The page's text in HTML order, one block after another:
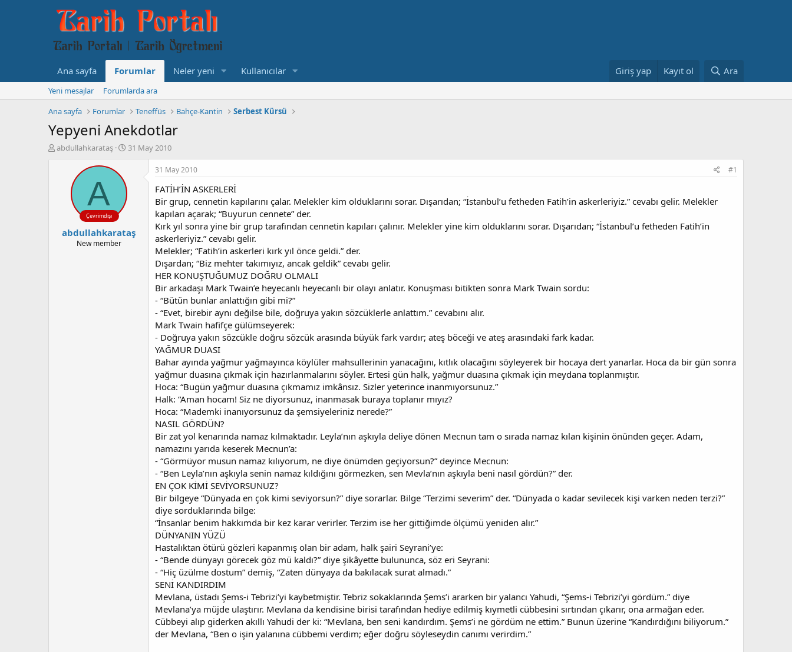
Ana sayfa Forumlar Neler yeni Kullanıcılar Giriş yap Kayıt ol Ara
Yeni mesajlar
Forumlarda ara
Ana sayfa
Forumlar Teneffüs Bahçe-Kantin Serbest Kürsü
Yepyeni Anekdotlar
K
abdullahkarataş
B
ç
31 May 2010
A
Çevrimdışı
abdullahkarataş
New member
31 May 2010 #1
FATİH’İN ASKERLERİ
Bir grup, cennetin kapılarını çalar. Melekler kim olduklarını sorar. Dışarıdan; “İstanbul’u fetheden Fatih’in askerleriyiz.” cevabı gelir. Melekler
kapıları açarak; “Buyurun cennete” der.
Kırk yıl sonra yine bir grup tarafından cennetin kapıları çalınır. Melekler yine kim olduklarını sorar. Dışarıdan; “İstanbul’u fetheden Fatih’in
askerleriyiz.” cevabı gelir.
Melekler; “Fatih’in askerleri kırk yıl önce geldi.” der.
Dışardan; “Biz mehter takımıyız, ancak geldik” cevabı gelir.
HER KONUŞTUĞUMUZ DOĞRU OLMALI
Bir arkadaşı Mark Twain’e heyecanlı heyecanlı bir olayı anlatır. Konuşması bitikten sonra Mark Twain sordu:
- “Bütün bunlar anlattığın gibi mi?”
- “Evet, birebir aynı değilse bile, doğruya yakın sözcüklerle anlattım.” cevabını alır.
Mark Twain hafifçe gülümseyerek:
- Doğruya yakın sözcükle doğru sözcük arasında büyük fark vardır; ateş böceği ve ateş arasındaki fark kadar.
YAĞMUR DUASI
Bahar ayında yağmur yağmayınca köylüler mahsullerinin yanacağını, kıtlık olacağını söyleyerek bir hocaya dert yanarlar. Hoca da bir gün sonra
yağmur duasına çıkmak için hazırlanmalarını söyler. Ertesi gün halk, yağmur duasına çıkmak için meydana toplanmıştır.
Hoca: “Bugün yağmur duasına çıkmamız imkânsız. Sizler yeterince inanmıyorsunuz.”
Halk: “Aman hocam! Siz ne diyorsunuz, inanmasak buraya toplanır mıyız?
Hoca: “Mademki inanıyorsunuz da şemsiyeleriniz nerede?”
NASIL GÖRDÜN?
Bir zat yol kenarında namaz kılmaktadır. Leyla’nın aşkıyla deliye dönen Mecnun tam o sırada namaz kılan kişinin önünden geçer. Adam,
namazını yarıda keserek Mecnun’a:
- “Görmüyor musun namaz kılıyorum, ne diye önümden geçiyorsun?” deyince Mecnun:
- “Ben Leyla’nın aşkıyla senin namaz kıldığını görmezken, sen Mevla’nın aşkıyla beni nasıl gördün?” der.
EN ÇOK KİMİ SEVİYORSUNUZ?
Bir bilgeye “Dünyada en çok kimi seviyorsun?” diye sorarlar. Bilge “Terzimi severim” der. “Dünyada o kadar sevilecek kişi varken neden terzi?”
diye sorduklarında bilge:
“İnsanlar benim hakkımda bir kez karar verirler. Terzim ise her gittiğimde ölçümü yeniden alır.”
DÜNYANIN YÜZÜ
Hastalıktan ötürü gözleri kapanmış olan bir adam, halk şairi Seyrani’ye:
- “Bende dünyayı görecek göz mü kaldı?” diye şikâyette bulununca, söz eri Seyrani:
- “Hiç üzülme dostum” demiş, “Zaten dünyaya da bakılacak surat almadı.”
SENİ KANDIRDIM
Mevlana, üstadı Şems-i Tebrizi’yi kaybetmiştir. Tebriz sokaklarında Şems’i ararken bir yalancı Yahudi, “Şems-i Tebrizi’yi gördüm.” diye
Mevlana’ya müjde ulaştırır. Mevlana da kendisine birisi tarafından hediye edilmiş kıymetli cübbesini sırtından çıkarır, ona armağan eder.
Cübbeyi alıp giderken akıllı Yahudi der ki: “Mevlana, ben seni kandırdım. Şems’i ne gördüm ne ettim.” Bunun üzerine “Kandırdığını biliyorum.”
der Mevlana, “Ben o işin yalanına cübbemi verdim; eğer doğru söyleseydin canımı verirdim.”